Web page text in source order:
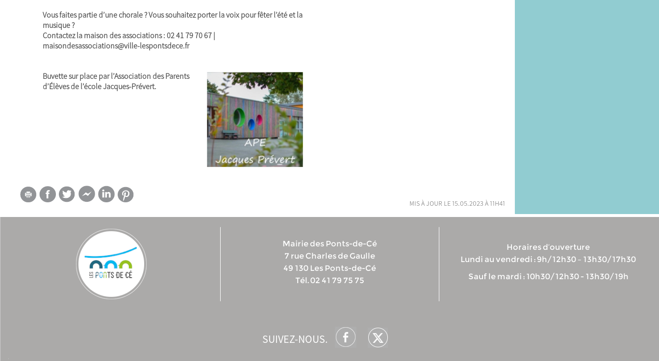
Vous faites partie d’une chorale ? Vous souhaitez porter la voix pour fêter l’été et la
musique ?
Contactez la maison des associations : 02 41 79 70 67 |
maisondesassociations@ville-lespontsdece.fr
Buvette sur place par l’Association des Parents
d’Élèves de l’école Jacques-Prévert.
mis à jour le 15.05.2023 à 11h41
Mairie des Ponts-de-Cé
7 rue Charles de Gaulle
49 130 Les Ponts-de-Cé
Tél. 02 41 79 75 75
Horaires d’ouverture
Lundi au vendredi : 9h/12h30 – 13h30/17h30
Sauf le mardi : 10h30/12h30 - 13h30/19h
SUIVEZ-NOUS.